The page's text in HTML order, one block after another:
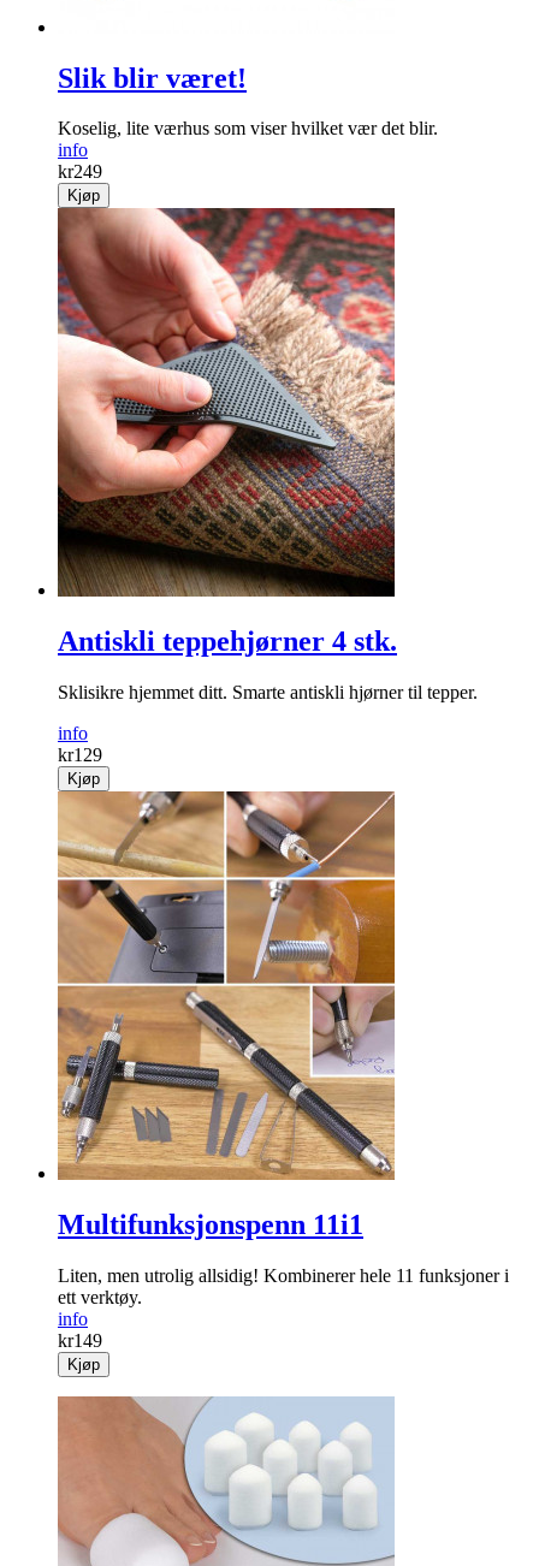
Slik blir været!
Koselig, lite værhus som viser hvilket vær det blir.
info
kr249
Kjøp
Antiskli teppehjørner 4 stk.
Sklisikre hjemmet ditt. Smarte antiskli hjørner til tepper.
info
kr129
Kjøp
Multifunksjonspenn 11i1
Liten, men utrolig allsidig! Kombinerer hele 11 funksjoner i
ett verktøy.
info
kr149
Kjøp